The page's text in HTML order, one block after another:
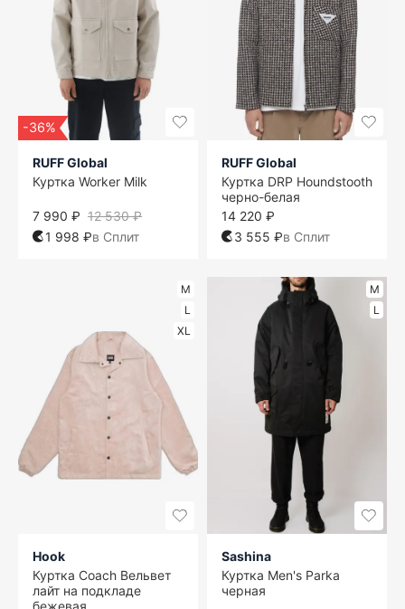
-36%
RUFF Global
Куртка Worker Milk
12 530 ₽
7 990 ₽
1 998 ₽в Сплит
RUFF Global
Куртка DRP Houndstooth
черно-белая
14 220 ₽
3 555 ₽в Сплит
M
L
XL
Hook
Куртка Coach Вельвет
лайт на подкладе
бежевая
M
L
Sashina
Куртка Men's Parka
черная